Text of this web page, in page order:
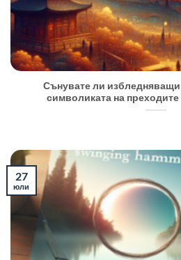
Сънувате ли избледняващи
символиката на преходите
27
юли